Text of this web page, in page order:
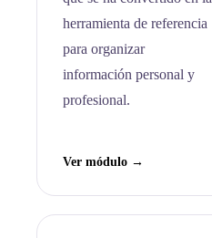
herramienta de referencia
para organizar
información personal y
profesional.
Ver módulo →